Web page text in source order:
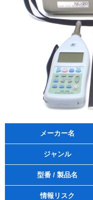
メーカー名
ジャンル
型番 / 製品名
情報リスク